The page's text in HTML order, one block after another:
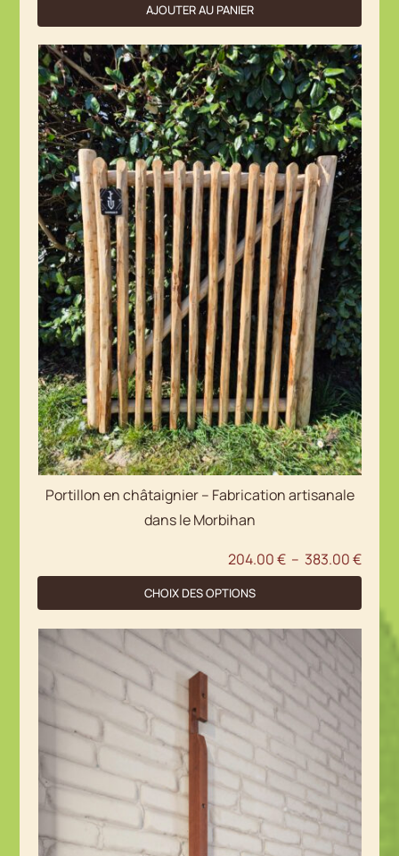
AJOUTER AU PANIER
Portillon en châtaignier – Fabrication artisanale
dans le Morbihan
204.00€ – 383.00€Plage
de
prix :
CHOIX DES OPTIONS
Ce
produit
plusieurs
variations.
Les
options
peuvent
être